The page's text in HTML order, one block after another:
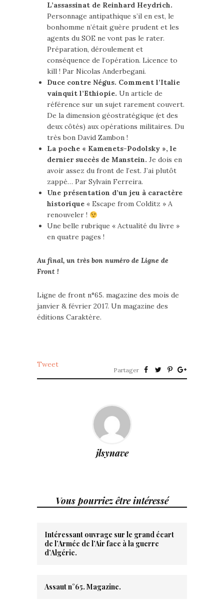
L’assassinat de Reinhard Heydrich.
Personnage antipathique s’il en est, le
bonhomme n’était guère prudent et les
agents du SOE ne vont pas le rater.
Préparation, déroulement et
conséquence de l’opération. Licence to
kill ! Par Nicolas Anderbegani.
Duce contre Négus. Comment l’Italie
vainquit l’Ethiopie. Un article de
référence sur un sujet rarement couvert.
De la dimension géostratégique (et des
deux côtés) aux opérations militaires. Du
très bon David Zambon !
La poche « Kamenets-Podolsky », le
dernier succès de Manstein. Je dois en
avoir assez du front de l’est. J’ai plutôt
zappé… Par Sylvain Ferreira.
Une présentation d’un jeu à caractère
historique « Escape from Colditz » A
renouveler !
Une belle rubrique « Actualité du livre »
en quatre pages !
Au final, un très bon numéro de Ligne de
Front !
Ligne de front n°65. magazine des mois de
janvier & février 2017. Un magazine des
éditions Caraktère.
Tweet
Partager
jlsynave
Vous pourriez être intéressé
Intéressant ouvrage sur le grand écart
de l’Armée de l’Air face à la guerre
d’Algérie.
Assaut n°65. Magazine.